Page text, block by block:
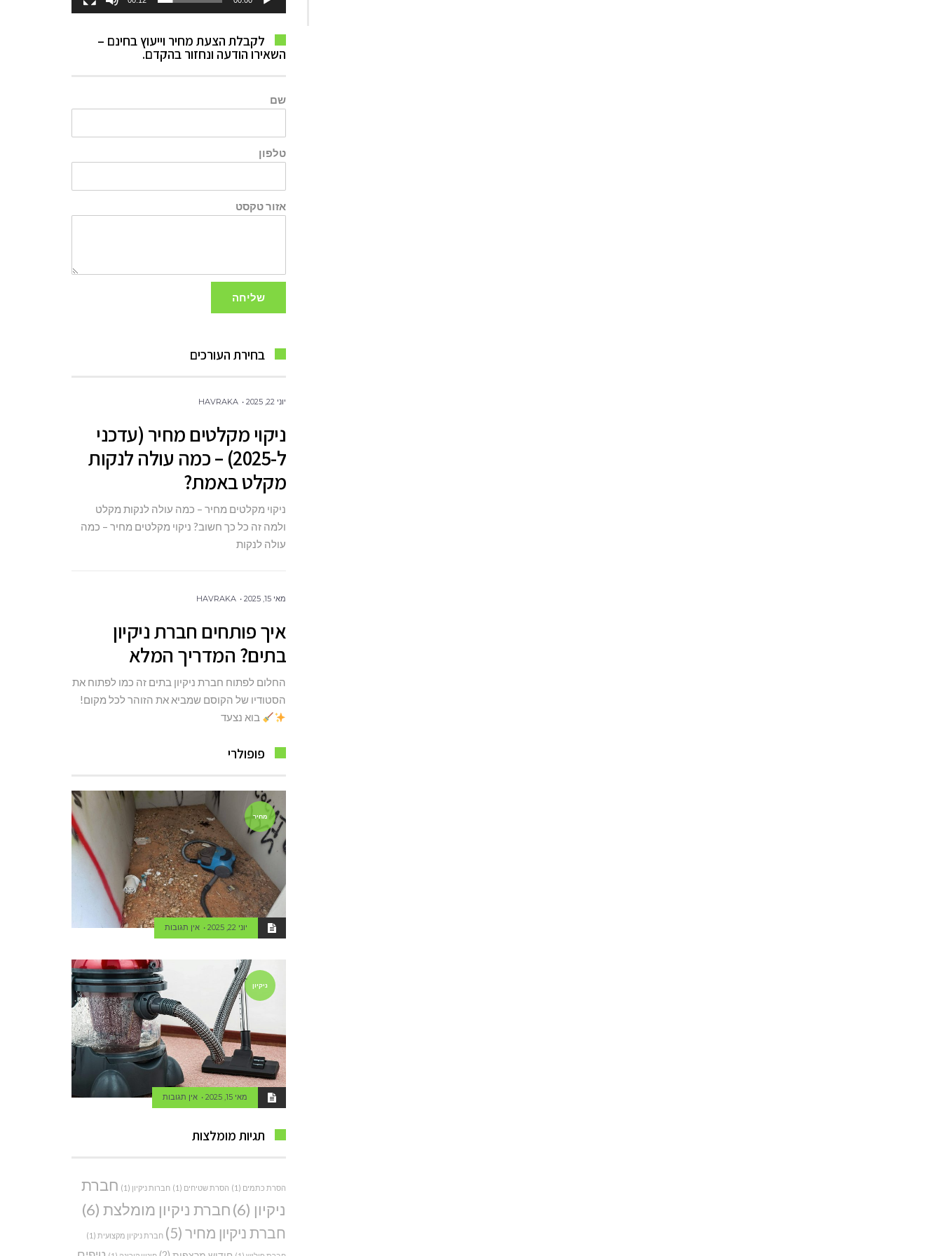
לקבלת הצעת מחיר וייעוץ בחינם –
השאירו הודעה ונחזור בהקדם.
שם
טלפון
אזור טקסט
שליחה
בחירת העורכים
יוני 22, 2025 HAVRAKA
ניקוי מקלטים מחיר (עדכני
ל-2025) – כמה עולה לנקות
מקלט באמת?
ניקוי מקלטים מחיר – כמה עולה לנקות מקלט
ולמה זה כל כך חשוב? ניקוי מקלטים מחיר – כמה
עולה לנקות
מאי 15, 2025 HAVRAKA
איך פותחים חברת ניקיון
בתים? המדריך המלא
החלום לפתוח חברת ניקיון בתים זה כמו לפתוח את
הסטודיו של הקוסם שמביא את הזוהר לכל מקום!
בוא נצעד
פופולרי
מחיר
יוני 22, 2025 אין תגובות
ניקיון
מאי 15, 2025 אין תגובות
תגיות מומלצות
הסרת כתמים (1) הסרת שטיחים (1) חברות ניקיון (1)
חברת
ניקיון (6) חברת ניקיון מומלצת (6)
חברת ניקיון מחיר (5) חברת ניקיון מקצועית (1)